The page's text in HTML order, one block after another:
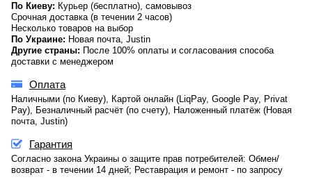
По Киеву: Курьер (бесплатно), самовывоз
Срочная доставка (в течении 2 часов)
Несколько товаров на выбор
По Украине: Новая почта, Justin
Другие страны: После 100% оплаты и согласования способа
доставки с менеджером
Оплата
Наличными (по Киеву), Картой онлайн (LiqPay, Google Pay, Privat
Pay), Безналичный расчёт (по счету), Наложенный платёж (Новая
почта, Justin)
Гарантия
Согласно закона Украины о защите прав потребителей: Обмен/
возврат - в течении 14 дней; Реставрация и ремонт - по запросу